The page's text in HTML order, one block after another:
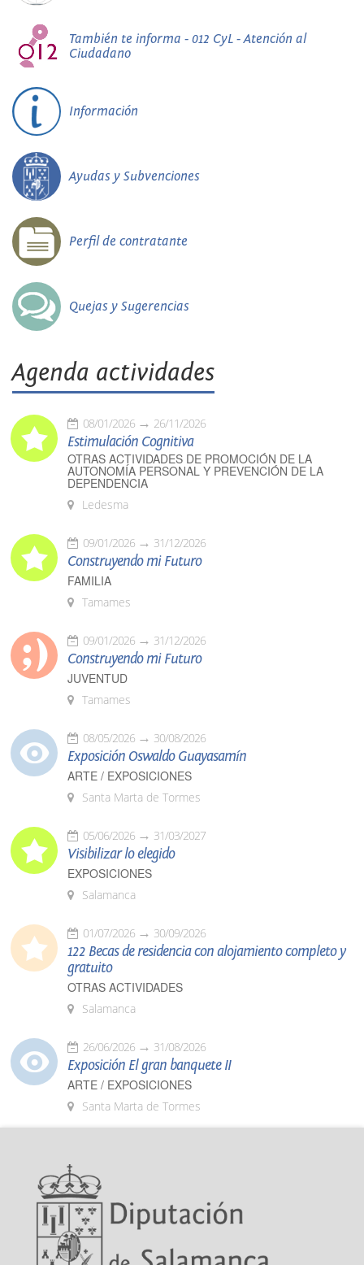
También te informa - 012 CyL - Atención al
Ciudadano
Información
Ayudas y Subvenciones
Perfil de contratante
Quejas y Sugerencias
Agenda actividades
08/01/2026 26/11/2026
Estimulación Cognitiva
OTRAS ACTIVIDADES DE PROMOCIÓN DE LA
AUTONOMÍA PERSONAL Y PREVENCIÓN DE LA
DEPENDENCIA
Ledesma
09/01/2026 31/12/2026
Construyendo mi Futuro
FAMILIA
Tamames
09/01/2026 31/12/2026
Construyendo mi Futuro
JUVENTUD
Tamames
08/05/2026 30/08/2026
Exposición Oswaldo Guayasamín
ARTE / EXPOSICIONES
Santa Marta de Tormes
05/06/2026 31/03/2027
Visibilizar lo elegido
EXPOSICIONES
Salamanca
01/07/2026 30/09/2026
122 Becas de residencia con alojamiento completo y
gratuito
OTRAS ACTIVIDADES
Salamanca
26/06/2026 31/08/2026
Exposición El gran banquete II
ARTE / EXPOSICIONES
Santa Marta de Tormes